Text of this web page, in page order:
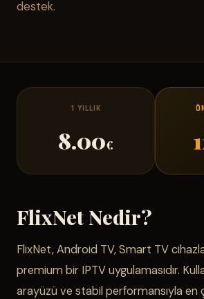
destek.
1 YILLIK
8.00€
FlixNet Nedir?
FlixNet, Android TV, Smart TV
premium bir IPTV uygulamasıdır.
arayüzü ve stabil performansıyla en